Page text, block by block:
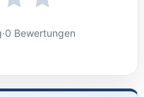
·0 Bewertungen